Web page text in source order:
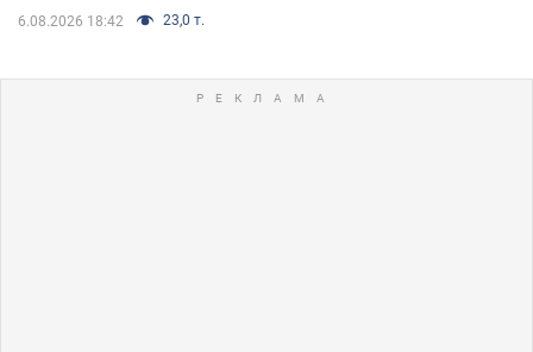
6.08.2026 18:42 23,0 т.